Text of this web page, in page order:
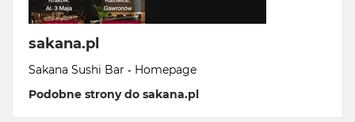
sakana.pl
Sakana Sushi Bar - Homepage
Podobne strony do sakana.pl